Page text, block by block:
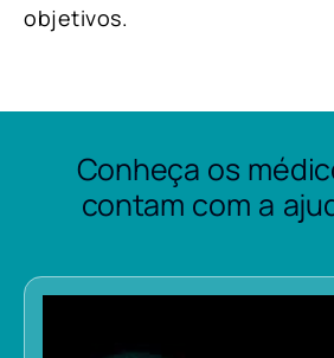
objetivos.
Conheça os
contam com a